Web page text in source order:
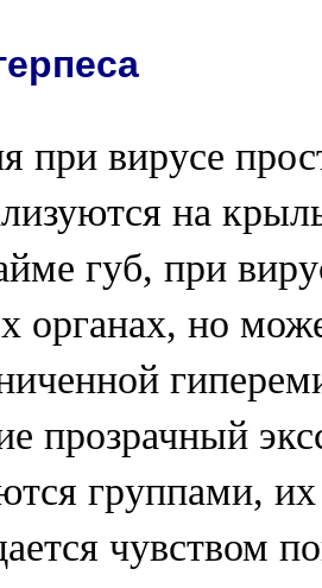
при вирусе
на
губ, при
органах, но
прозрачный
группами,
чувством